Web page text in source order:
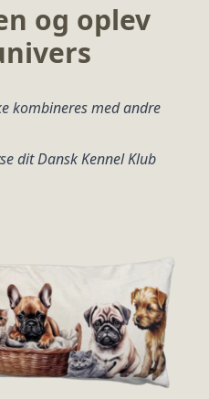
og oplev
kombineres med andre
dit Dansk Kennel Klub